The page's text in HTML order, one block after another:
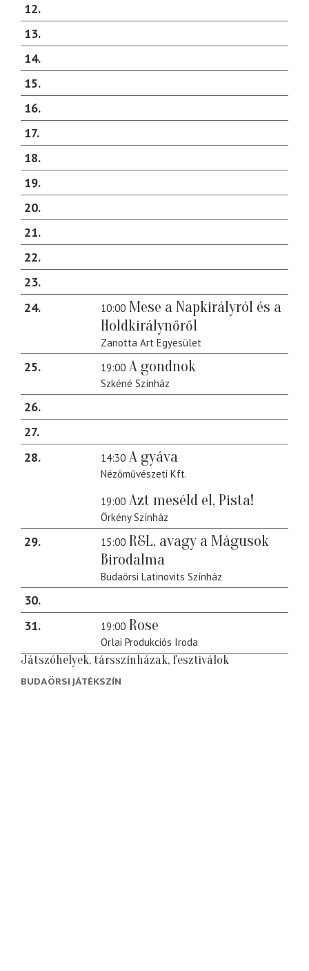
12
13
14
15
16
17
18
19
20
21
22
23
24
10:00 Mese a Napkirályról és a
Holdkirálynőről
Zanotta Art Egyesület
25 19:00 A gondnok
Szkéné Színház
26
27
28
14:30 A gyáva
Nézőművészeti Kft.
19:00 Azt meséld el, Pista!
Örkény Színház
29 15:00 R&L, avagy a Mágusok
Birodalma
Budaörsi Latinovits Színház
30
31
19:00 Rose
Orlai Produkciós Iroda
Játszóhelyek, társszínházak, fesztiválok
BUDAÖRSI JÁTÉKSZÍN